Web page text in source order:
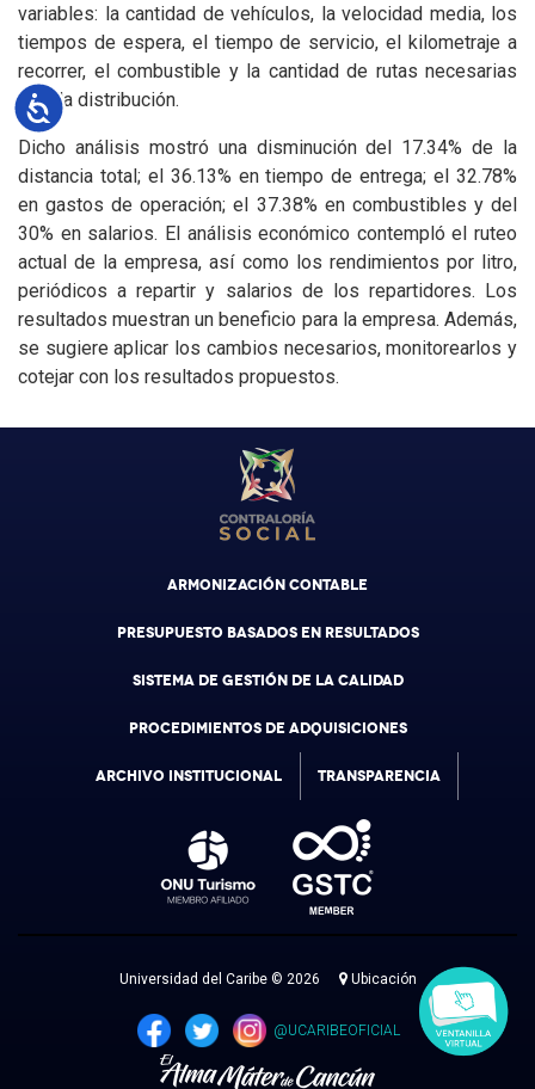
Accesibilidad
variables: la cantidad de vehículos, la velocidad media, los
tiempos de espera, el tiempo de servicio, el kilometraje a
recorrer, el combustible y la cantidad de rutas necesarias
para la distribución.
Dicho análisis mostró una disminución del 17.34% de la
distancia total; el 36.13% en tiempo de entrega; el 32.78%
en gastos de operación; el 37.38% en combustibles y del
30% en salarios. El análisis económico contempló el ruteo
actual de la empresa, así como los rendimientos por litro,
periódicos a repartir y salarios de los repartidores. Los
resultados muestran un beneficio para la empresa. Además,
se sugiere aplicar los cambios necesarios, monitorearlos y
cotejar con los resultados propuestos.
ARMONIZACIÓN CONTABLE
PRESUPUESTO BASADOS EN RESULTADOS
SISTEMA DE GESTIÓN DE LA CALIDAD
PROCEDIMIENTOS DE ADQUISICIONES
ARCHIVO INSTITUCIONAL TRANSPARENCIA
Universidad del Caribe © 2026 Ubicación
@UCARIBEOFICIAL